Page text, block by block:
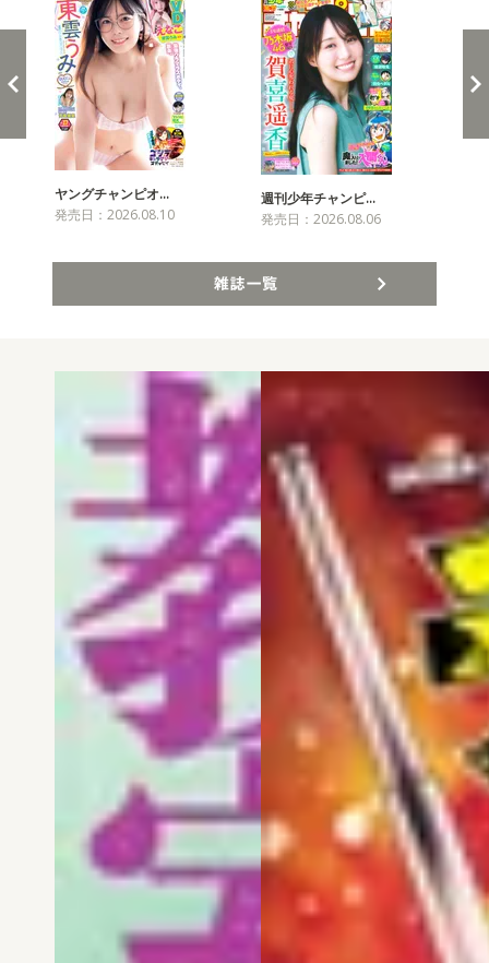
ヤングチャンピオ…
発売日：2026.08.10
週刊少年チャンピ…
発売日：2026.08.06